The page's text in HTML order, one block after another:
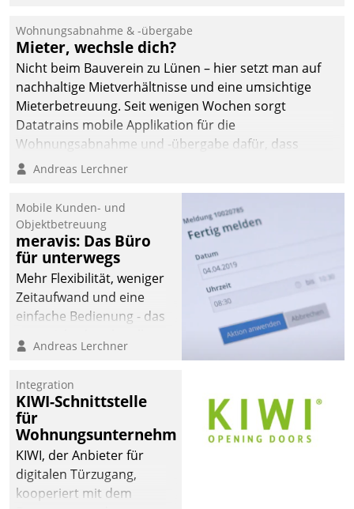
und Beschwerde-Management einen eigenen Kanal
ein.
Wohnungsabnahme & -übergabe
Mieter, wechsle dich?
Nicht beim Bauverein zu Lünen – hier setzt man auf
nachhaltige Mietverhältnisse und eine umsichtige
Mieterbetreuung. Seit wenigen Wochen sorgt
Datatrains mobile Applikation für die
Wohnungsabnahme und -übergabe dafür, dass
Mieter wohlgeordnet kommen und, so es sein muss,
Andreas Lerchner
Mobile Kunden- und
Objektbetreuung
meravis: Das Büro
für unterwegs
Mehr Flexibilität, weniger
Zeitaufwand und eine
einfache Bedienung - das
Cockpit für mobile
Datatrain. Die meravis
Wohnungsbau- und
Immobilien GmbH hat
sich dabei für den Betrieb
der Lösung über die SAP
Cloud Platform
Andreas Lerchner
Integration
KIWI-Schnittstelle
für
Wohnungsunternehmen
KIWI, der Anbieter für
digitalen Türzugang,
kooperiert mit dem